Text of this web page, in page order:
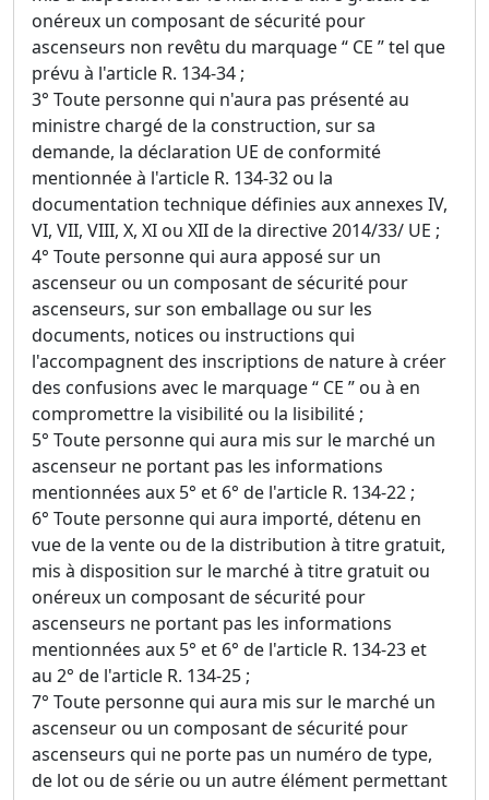
onéreux un composant de sécurité pour
ascenseurs non revêtu du marquage “ CE ” tel que
prévu à l'article R. 134-34 ;
3° Toute personne qui n'aura pas présenté au
ministre chargé de la construction, sur sa
demande, la déclaration UE de conformité
mentionnée à l'article R. 134-32 ou la
documentation technique définies aux annexes IV,
VI, VII, VIII, X, XI ou XII de la directive 2014/33/ UE ;
4° Toute personne qui aura apposé sur un
ascenseur ou un composant de sécurité pour
ascenseurs, sur son emballage ou sur les
documents, notices ou instructions qui
l'accompagnent des inscriptions de nature à créer
des confusions avec le marquage “ CE ” ou à en
compromettre la visibilité ou la lisibilité ;
5° Toute personne qui aura mis sur le marché un
ascenseur ne portant pas les informations
mentionnées aux 5° et 6° de l'article R. 134-22 ;
6° Toute personne qui aura importé, détenu en
vue de la vente ou de la distribution à titre gratuit,
mis à disposition sur le marché à titre gratuit ou
onéreux un composant de sécurité pour
ascenseurs ne portant pas les informations
mentionnées aux 5° et 6° de l'article R. 134-23 et
au 2° de l'article R. 134-25 ;
7° Toute personne qui aura mis sur le marché un
ascenseur ou un composant de sécurité pour
ascenseurs qui ne porte pas un numéro de type,
de lot ou de série ou un autre élément permettant